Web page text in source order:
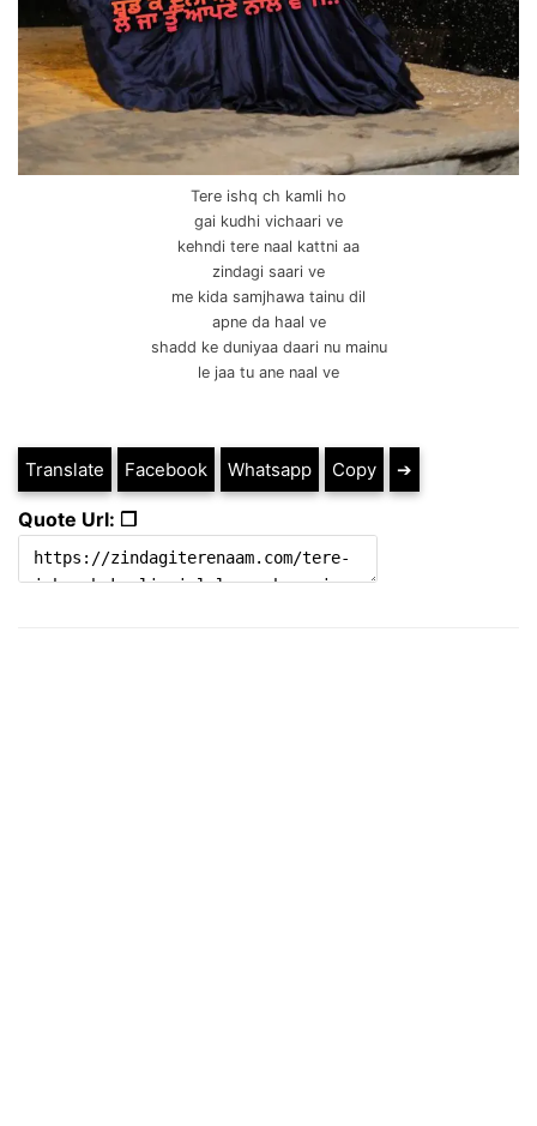
Tere ishq ch kamli ho
gai kudhi vichaari ve
kehndi tere naal kattni aa
zindagi saari ve
me kida samjhawa tainu dil
apne da haal ve
shadd ke duniyaa daari nu mainu
le jaa tu ane naal ve
Translate Facebook Whatsapp Copy ➔
Quote Url: ❐